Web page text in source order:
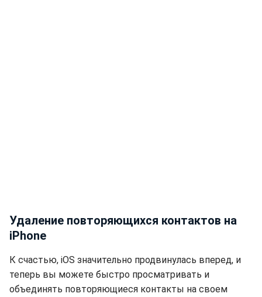
Удаление повторяющихся контактов на
iPhone
К счастью, iOS значительно продвинулась вперед, и
теперь вы можете быстро просматривать и
объединять повторяющиеся контакты на своем